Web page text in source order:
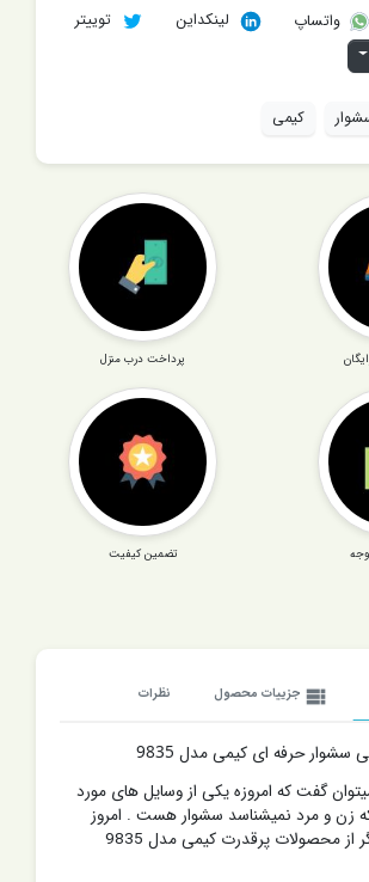
واتساپ لینکداین
توییتر
کیمی
پرداخت درب منزل
تضمین کیفیت
view_list جزییات محصول نظرات
سشوار حرفه ای کیمی مدل 9835
گفت که امروزه یکی از وسایل های مورد
که زن و مرد نمیشناسد سشوار هست . امروز
امدیم با یکی دیگر از محصولات پرقدرت کیمی مدل 9835